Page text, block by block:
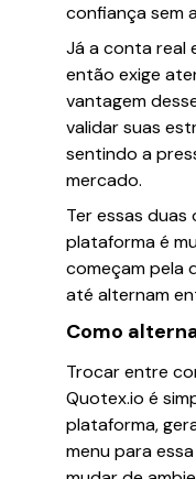
confiança sem
Já a conta real
então exige
vantagem
validar suas
sentindo a
mercado.
Ter essas duas
plataforma é
começam pela
até alternam
Como
Trocar entre
Quotex.io é
plataforma,
menu para